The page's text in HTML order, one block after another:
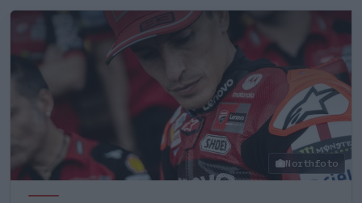
Northfoto